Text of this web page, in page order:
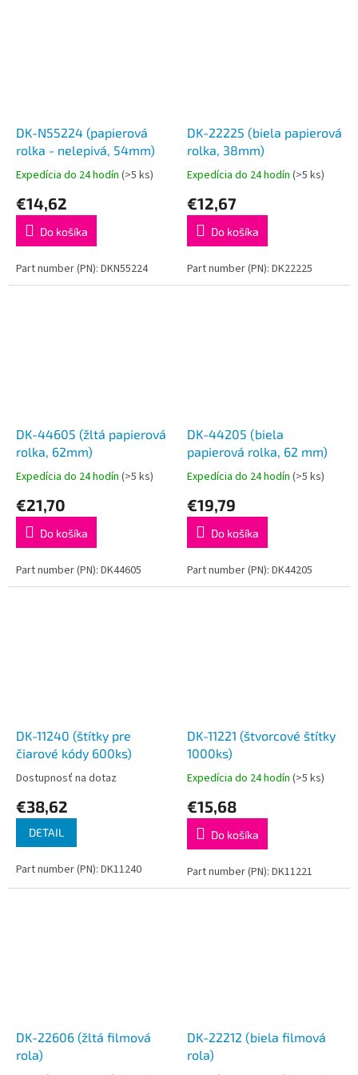
DK-N55224 (papierová
rolka - nelepivá, 54mm)
Expedícia do 24 hodín (>5 ks)
€14,62
Do košíka
Part number (PN): DKN55224
DK-22225 (biela papierová
rolka, 38mm)
Expedícia do 24 hodín (>5 ks)
€12,67
Do košíka
Part number (PN): DK22225
DK-44605 (žltá papierová
rolka, 62mm)
Expedícia do 24 hodín (>5 ks)
€21,70
Do košíka
Part number (PN): DK44605
DK-44205 (biela
papierová rolka, 62 mm)
Expedícia do 24 hodín (>5 ks)
€19,79
Do košíka
Part number (PN): DK44205
DK-11240 (štítky pre
čiarové kódy 600ks)
Dostupnosť na dotaz
€38,62
DETAIL
Part number (PN): DK11240
DK-11221 (štvorcové štítky
1000ks)
Expedícia do 24 hodín (>5 ks)
€15,68
Do košíka
Part number (PN): DK11221
DK-22606 (žltá filmová
rola)
DK-22212 (biela filmová
rola)